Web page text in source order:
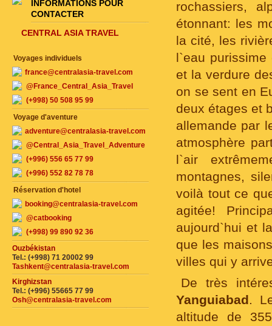
rochassiers,
étonnant: les
la cité, les
l`eau
et la verdure
on se sent en
deux étages et
allemande par
atmosphère
l`air
montagnes,
voilà tout ce
agitée!
aujourd`hui et
que les
villes qui y
De très
Yanguiabad.
altitude de
INFORMATIONS POUR
CONTACTER
CENTRAL ASIA TRAVEL
Voyages individuels
france@centralasia-travel.com
@France_Central_Asia_Travel
(+998) 50 508 95 99
Voyage d'aventure
adventure@centralasia-travel.com
@Central_Asia_Travel_Adventure
(+996) 556 65 77 99
(+996) 552 82 78 78
Réservation d'hotel
booking@centralasia-travel.com
@catbooking
(+998) 99 890 92 36
Ouzbékistan
Tel.: (+998) 71 20002 99
Tashkent@centralasia-travel.com
Kirghizstan
Tel.: (+996) 55665 77 99
Osh@centralasia-travel.com